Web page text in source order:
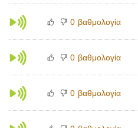
0 βαθμολογία
0 βαθμολογία
0 βαθμολογία